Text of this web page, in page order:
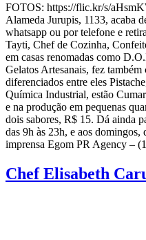
FOTOS: https://flic.kr/s/
Alameda Jurupis, 1133, acaba
whatsapp ou por telefone e
Tayti, Chef de Cozinha,
em casas renomadas como
Gelatos Artesanais, fez
diferenciados entre eles
Química Industrial, estão
e na produção em pequenas
dois sabores, R$ 15. Dá ainda
das 9h às 23h, e aos
imprensa Egom PR Agency –
Chef Elisabeth